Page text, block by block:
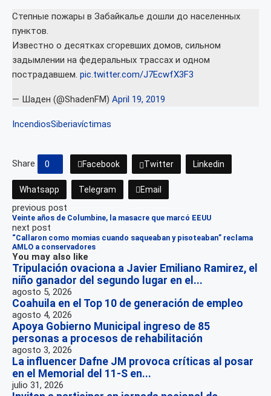
Степные пожары в Забайкалье дошли до населенных
пунктов.
Известно о десятках сгоревших домов, сильном
задымлении на федеральных трассах и одном
пострадавшем. pic.twitter.com/J7EcwfX3F3
— Шаден (@ShadenFM) April 19, 2019
IncendiosSiberiavíctimas
Share 0 Facebook Twitter Linkedin
Whatsapp Telegram Email
previous post
Veinte años de Columbine, la masacre que marcó EEUU
next post
“Callaron como momias cuando saqueaban y pisoteaban” reclama
AMLO a conservadores
You may also like
Tripulación ovaciona a Javier Emiliano Ramirez, el
niño ganador del segundo lugar en el...
agosto 5, 2026
Coahuila en el Top 10 de generación de empleo
agosto 4, 2026
Apoya Gobierno Municipal ingreso de 85
personas a procesos de rehabilitación
agosto 3, 2026
La influencer Dafne JM provoca críticas al posar
en el Memorial del 11-S en...
julio 31, 2026